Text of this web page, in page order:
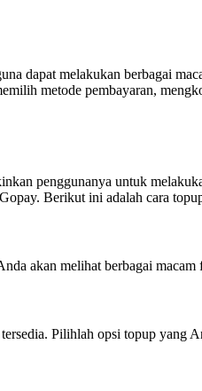
dapat melakukan berbagai
metode pembayaran,
penggunanya untuk
Berikut ini adalah cara
akan melihat berbagai
Pilihlah opsi topup yang